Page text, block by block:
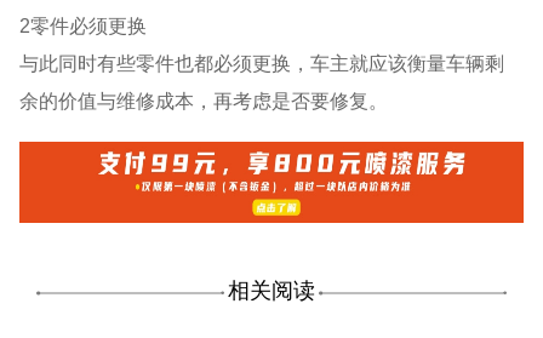
2零件必须更换
与此同时有些零件也都必须更换，车主就应该衡量车辆剩
余的价值与维修成本，再考虑是否要修复。
相关阅读